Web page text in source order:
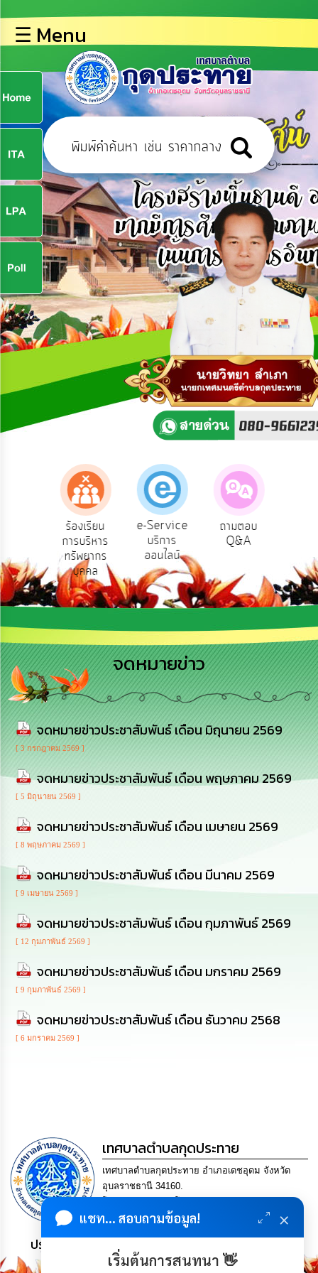
หลัก
ข้อมูล
พื้น
ฐาน
บุคลากร
ข่าว
ประชาสัมพันธ์
การ
ปฏิสัมพันธ์
ข้อมูล
รับ
ฟัง
ความ
คิด
เห็น
แผน
แผน
พัฒนา
บริหาร/
ทรัพยากร
การ
บริหาร
งาน
ส่ง
เสริม
ความ
โปร่งใส
การ
จัด
ซื้อ
จัด
จ้าง
การ
เงิน
การ
คลัง
นโยบาย
No
Gift
การ
การ
เพื่อ
ป้องกัน
การ
ทุจริต
โปร่งใส
ร้อง
เรียน
ร้อง
ทุกข์
e-
Service
☰ Menu
ร้องเรียน
การบริหาร
ทรัพยากร
บุคคล
e-Service
บริการ
ออนไลน์
ถามตอบ
Q&A
จดหมายข่าว
จดหมายข่าวประชาสัมพันธ์ เดือน มิถุนายน 2569
[ 3 กรกฎาคม 2569 ]
จดหมายข่าวประชาสัมพันธ์ เดือน พฤษภาคม 2569
[ 5 มิถุนายน 2569 ]
จดหมายข่าวประชาสัมพันธ์ เดือน เมษายน 2569
[ 8 พฤษภาคม 2569 ]
จดหมายข่าวประชาสัมพันธ์ เดือน มีนาคม 2569
[ 9 เมษายน 2569 ]
จดหมายข่าวประชาสัมพันธ์ เดือน กุมภาพันธ์ 2569
[ 12 กุมภาพันธ์ 2569 ]
จดหมายข่าวประชาสัมพันธ์ เดือน มกราคม 2569
[ 9 กุมภาพันธ์ 2569 ]
จดหมายข่าวประชาสัมพันธ์ เดือน ธันวาคม 2568
[ 6 มกราคม 2569 ]
แชท... สอบถามข้อมูล! ×
เริ่มต้นการสนทนา 👋
เทศบาลตำบลกุดประทาย
เทศบาลตำบลกุดประทาย อำเภอเดชอุดม จังหวัด
อุบลราชธานี 34160.
saraban@kudprathay.go.th
ประชาชน มีภูมิคุ้มกัน พึ่งพาตนเอง พอเพียง เป็นสุข